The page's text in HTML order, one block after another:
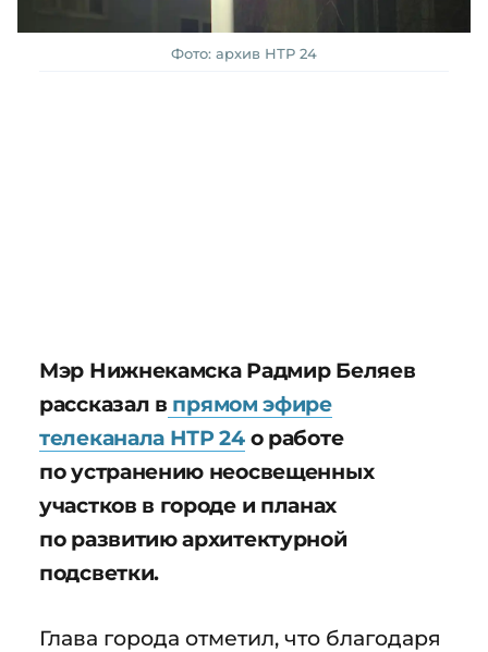
Фото: архив НТР 24
Мэр Нижнекамска Радмир Беляев
рассказал в прямом эфире
телеканала НТР 24о работе
по устранению неосвещенных
участков в городе и планах
по развитию архитектурной
подсветки.
Глава города отметил, что благодаря